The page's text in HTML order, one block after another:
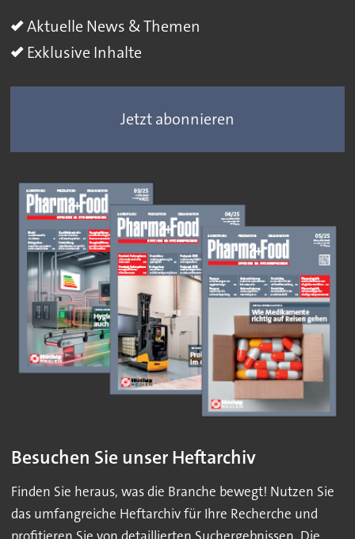
Aktuelle News & Themen
Exklusive Inhalte
Jetzt abonnieren
Besuchen Sie unser Heftarchiv
Finden Sie heraus, was die Branche bewegt! Nutzen Sie
das umfangreiche Heftarchiv für Ihre Recherche und